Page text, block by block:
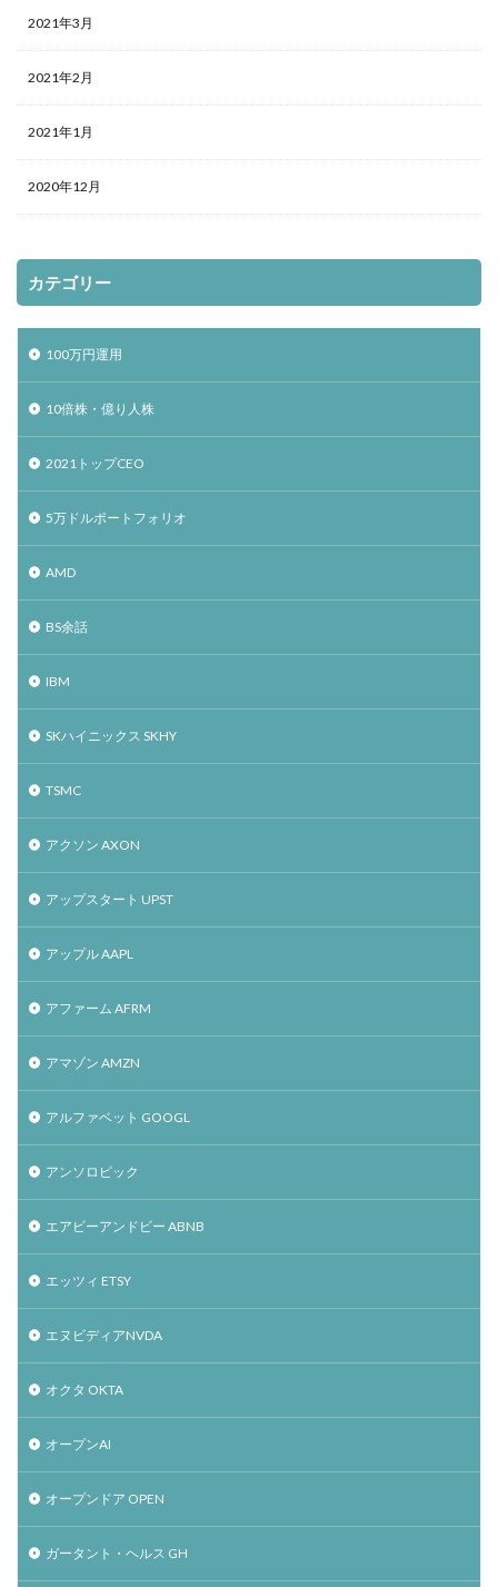
2021年3月
2021年2月
2021年1月
2020年12月
カテゴリー
100万円運用
10倍株・億り人株
2021トップCEO
5万ドルポートフォリオ
AMD
BS余話
IBM
SKハイニックス SKHY
TSMC
アクソン AXON
アップスタート UPST
アップル AAPL
アファーム AFRM
アマゾン AMZN
アルファベット GOOGL
アンソロピック
エアビーアンドビー ABNB
エッツィ ETSY
エヌビディアNVDA
オクタ OKTA
オープンAI
オープンドア OPEN
ガータント・ヘルス GH